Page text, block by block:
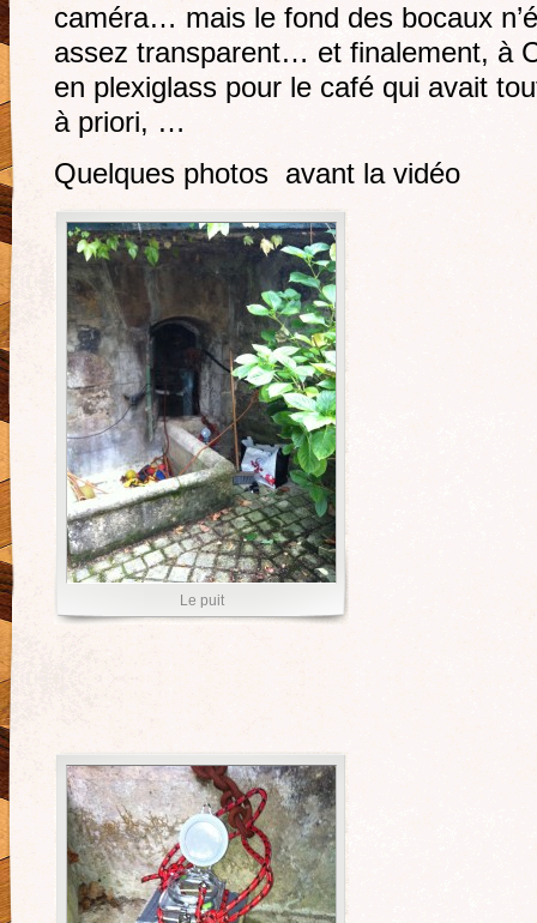
caméra… mais le fond des bocaux
assez transparent… et finalement, à
en plexiglass pour le café qui avait
à priori, …
Quelques photos avant la vidéo
Le puit